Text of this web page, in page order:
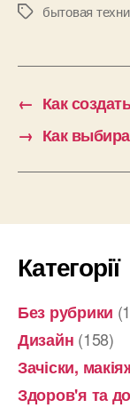
Позначки
бытовая
← Как
→ Как
Категорії
Без рубрики
Дизайн (158)
Зачіски,
Здоров'я та